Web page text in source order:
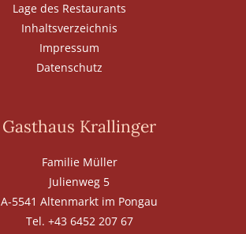
Lage des Restaurants
Inhaltsverzeichnis
Impressum
Datenschutz
Gasthaus Krallinger
Familie Müller
Julienweg 5
A-5541 Altenmarkt im Pongau
Tel. +43 6452 207 67